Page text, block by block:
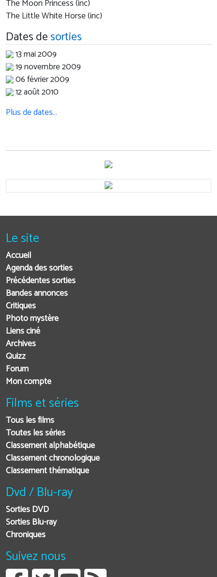
The Moon Princess (inc)
The Little White Horse (inc)
Dates desorties
13 mai 2009
19 novembre 2009
06 février 2009
12 août 2010
Plus de dates…
Le site
Accueil
Agenda des sorties
Précédentes sorties
Bandes annonces
Critiques
Photo mystère
Liens ciné
Archives
Quizz
Forum
Mon compte
Films et séries
Tous les films
Toutes les séries
Classement alphabétique
Classement chronologique
Classement thématique
Dvd / Blu-ray
Sorties DVD
Sorties Blu-ray
Chroniques
Suivez nous